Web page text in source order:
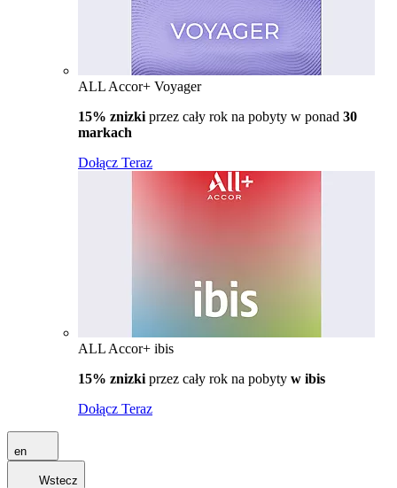
ALL Accor+ Voyager
15% znizki przez cały rok na pobyty w ponad 30
markach
Dołącz Teraz
ALL Accor+ ibis
15% znizki przez cały rok na pobyty w ibis
Dołącz Teraz
en
Wstecz